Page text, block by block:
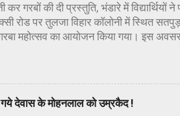
कर गरबों की दी प्रस्तुति, भंडारे में
रोड पर तुलजा विहार कॉलोनी में स्थित
महोत्सव का आयोजन किया गया। इस
पॉलिटेक्निक कॉलेज प्राचार्य डा. सोनल
यादव, महिला बाल विकास विभाग पर्यवेक्षक
पूजन-अर्चन किया। पं. मयंक द्विवेदी के
देवास के मोहनलाल को उम्रकैद !